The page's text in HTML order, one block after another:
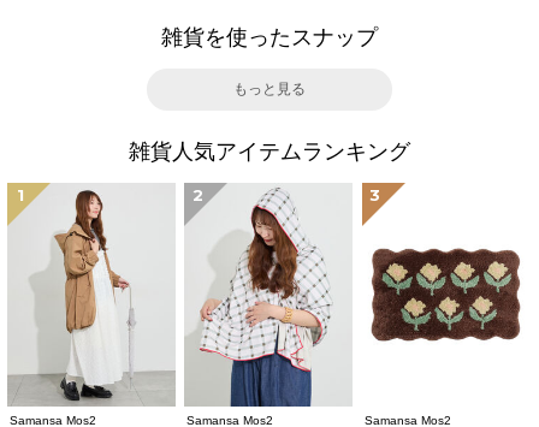
雑貨を使ったスナップ
もっと見る
雑貨人気アイテムランキング
1
Samansa Mos2
2
Samansa Mos2
3
Samansa Mos2